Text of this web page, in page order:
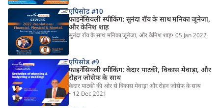
एपिसोड #10
फाइनेंसियली स्पीकिंग: सुनंदा रॉय के साथ मनिका जूनेजा,
और केनिश शाह
सुनंदा रॉय के साथ मनिका जूनेजा, और केनिश शाह• 05 Jan 2022
एपिसोड #9
फाइनेंसियली स्पीकिंग: केदार पाटकी, विकास मेवाड़ा, और
रोहन जोसेफ के साथ
केदार पाटकी की ओर से विकास मेवाड़ा और रोहन जोसेफ के साथ
• 12 Dec 2021